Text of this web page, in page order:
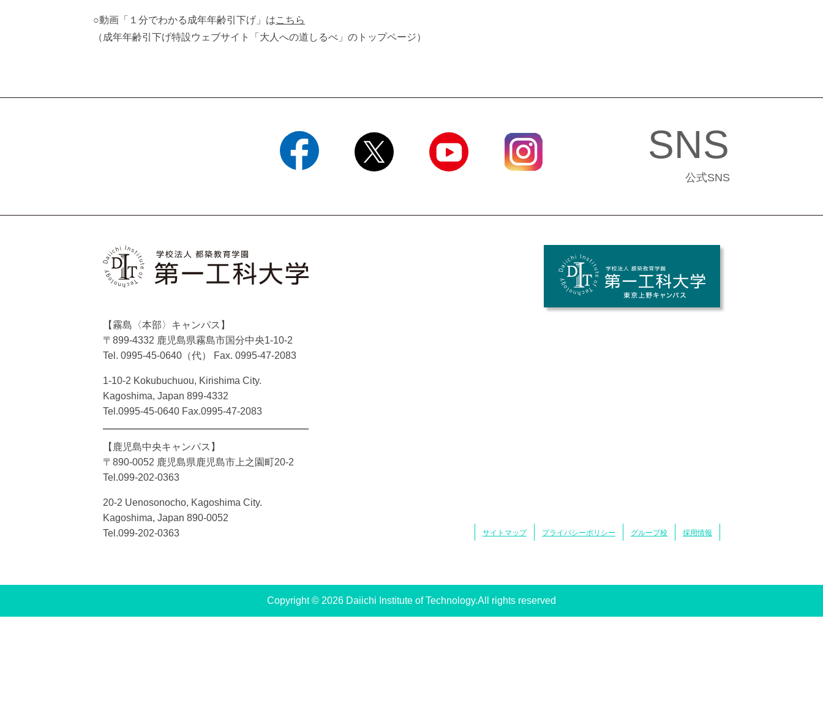
○動画「１分でわかる成年年齢引下げ」はこちら
（成年年齢引下げ特設ウェブサイト「大人への道しるべ」のトップページ）
SNS
公式SNS
【霧島〈本部〉キャンパス】
〒899-4332 鹿児島県霧島市国分中央1-10-2
Tel. 0995-45-0640（代）
Fax. 0995-47-2083
1-10-2 Kokubuchuou, Kirishima City.
Kagoshima, Japan 899-4332
Tel.0995-45-0640 Fax.0995-47-2083
【鹿児島中央キャンパス】
〒890-0052 鹿児島県鹿児島市上之園町20-2
Tel.099-202-0363
20-2 Uenosonocho, Kagoshima City.
Kagoshima, Japan 890-0052
Tel.099-202-0363
サイトマップ プライバシーポリシー グループ校 採用情報
Copyright © 2026 Daiichi Institute of Technology.All rights reserved